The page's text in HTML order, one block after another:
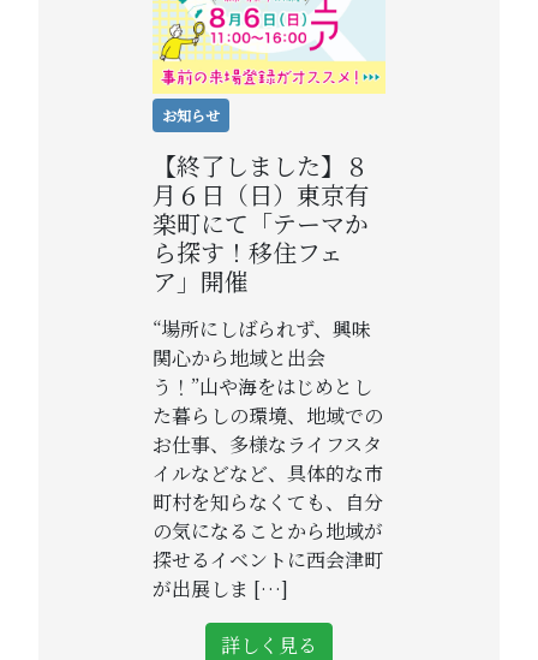
お知らせ
【終了しました】８
月６日（日）東京有
楽町にて「テーマか
ら探す！移住フェ
ア」開催
“場所にしばられず、興味
関心から地域と出会
う！”山や海をはじめとし
た暮らしの環境、地域での
お仕事、多様なライフスタ
イルなどなど、具体的な市
町村を知らなくても、自分
の気になることから地域が
探せるイベントに西会津町
が出展しま […]
詳しく見る